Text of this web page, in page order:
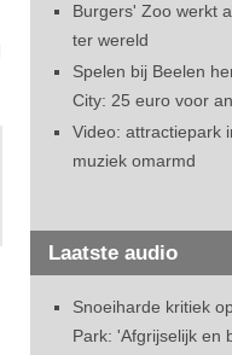
Burgers' Zoo werkt
ter wereld
Spelen bij Beelen
City: 25 euro voor
Video: attractiepark
muziek omarmd
Laatste audio
Snoeiharde kritiek
Park: 'Afgrijselijk en